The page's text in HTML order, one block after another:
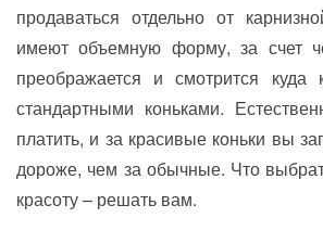
продаваться отдельно от
имеют объемную форму, за счет
преображается и смотрится куда
стандартными коньками.
платить, и за красивые коньки вы
дороже, чем за обычные. Что
красоту – решать вам.